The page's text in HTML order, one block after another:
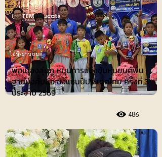
ไอที-ยานยนต์
พ่อเมืองลุ่มภู หนุนการแข่งขันหุ่นยนต์พื้น
ฐานบังคับมือ ชิงแชมป์ประเทศไทย ครั้งที่ 3
ประจำปี 2569
486